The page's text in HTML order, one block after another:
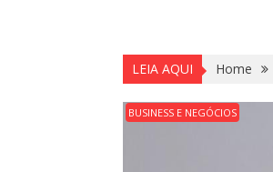
LEIA AQUI Home
BUSINESS E NEGÓCIOS